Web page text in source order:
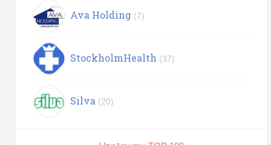
Ava Holding (7)
StockholmHealth (37)
Silva (20)